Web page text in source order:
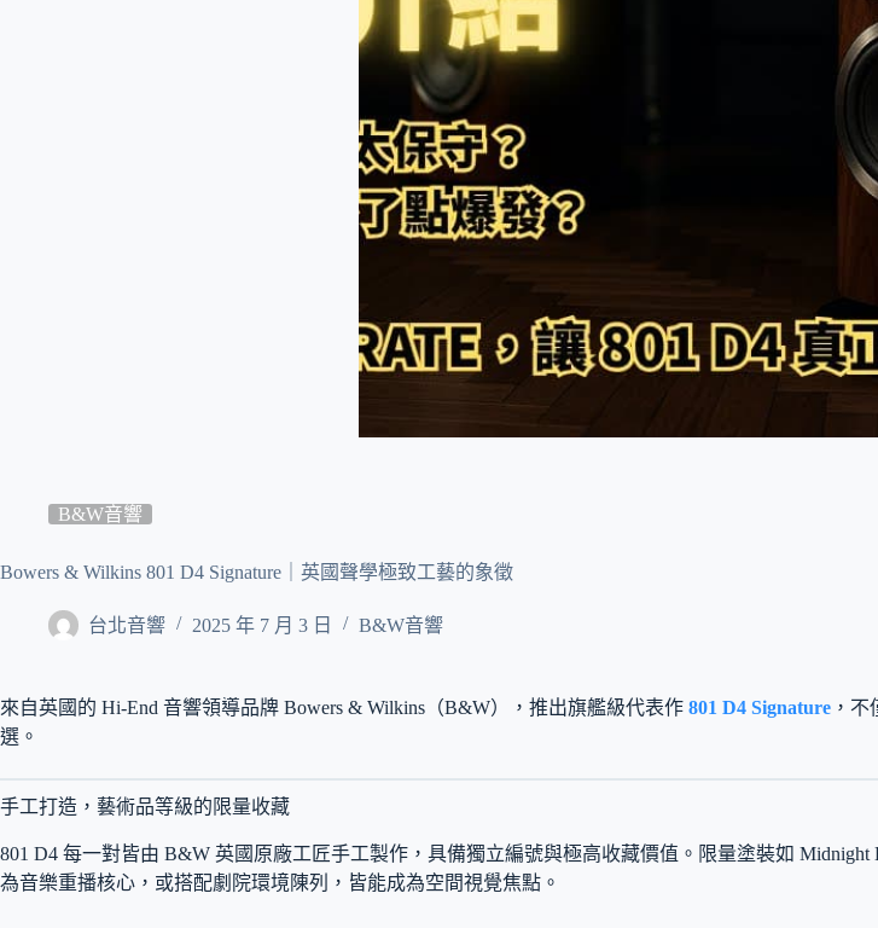
B&W音響
Bowers & Wilkins 801 D4 Signature｜英國聲學極致工藝的象徵
台北音響 2025 年 7 月 3 日 B&W音響
來自英國的 Hi-End 音響領導品牌 Bowers & Wilkins（B&W），推出旗艦級代表作 801 D4 Signature ，
選。
手工打造，藝術品等級的限量收藏
801 D4 每一對皆由 B&W 英國原廠工匠手工製作，具備獨立編號與極高收藏價值。限量塗裝如
為音樂重播核心，或搭配劇院環境陳列，皆能成為空間視覺焦點。